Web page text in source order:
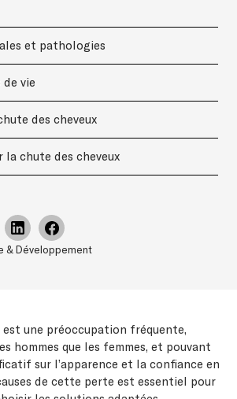
et pathologies
vie
des cheveux
chute des cheveux
& Développement
est une préoccupation fréquente,
hommes que les femmes, et pouvant
sur l’apparence et la confiance en
de cette perte est essentiel pour